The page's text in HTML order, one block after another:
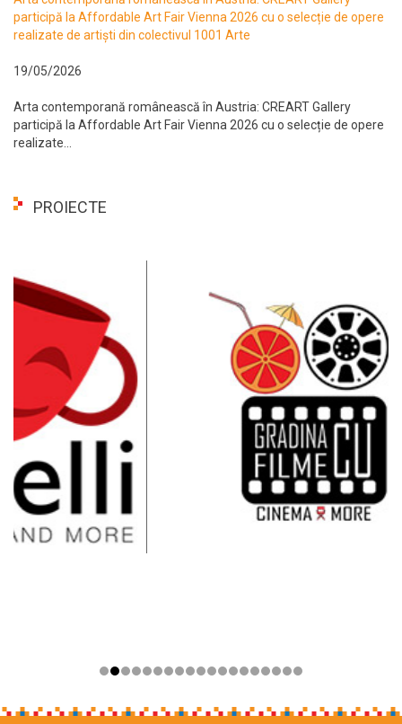
participă la Affordable Art Fair Vienna 2026 cu o selecție de opere
realizate de artiști din colectivul 1001 Arte
19/05/2026
Arta contemporană românească în Austria: CREART Gallery
participă la Affordable Art Fair Vienna 2026 cu o selecție de opere
realizate...
PROIECTE